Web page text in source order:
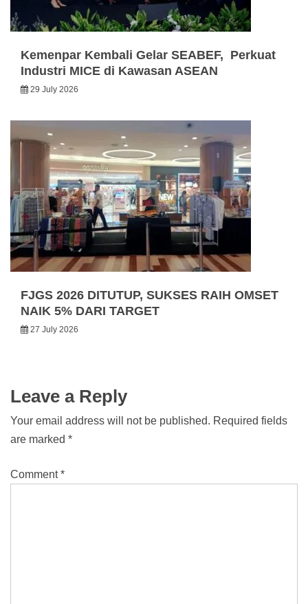
Kemenpar Kembali Gelar SEABEF, Perkuat
Industri MICE di Kawasan ASEAN
29 July 2026
FJGS 2026 DITUTUP, SUKSES RAIH OMSET
NAIK 5% DARI TARGET
27 July 2026
Leave a Reply
Your email address will not be published. Required fields
are marked *
Comment*